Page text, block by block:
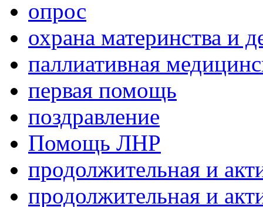
опрос
охрана материнства и
паллиативная
первая помощь
поздравление
Помощь ЛНР
продолжительная и
продолжительная и